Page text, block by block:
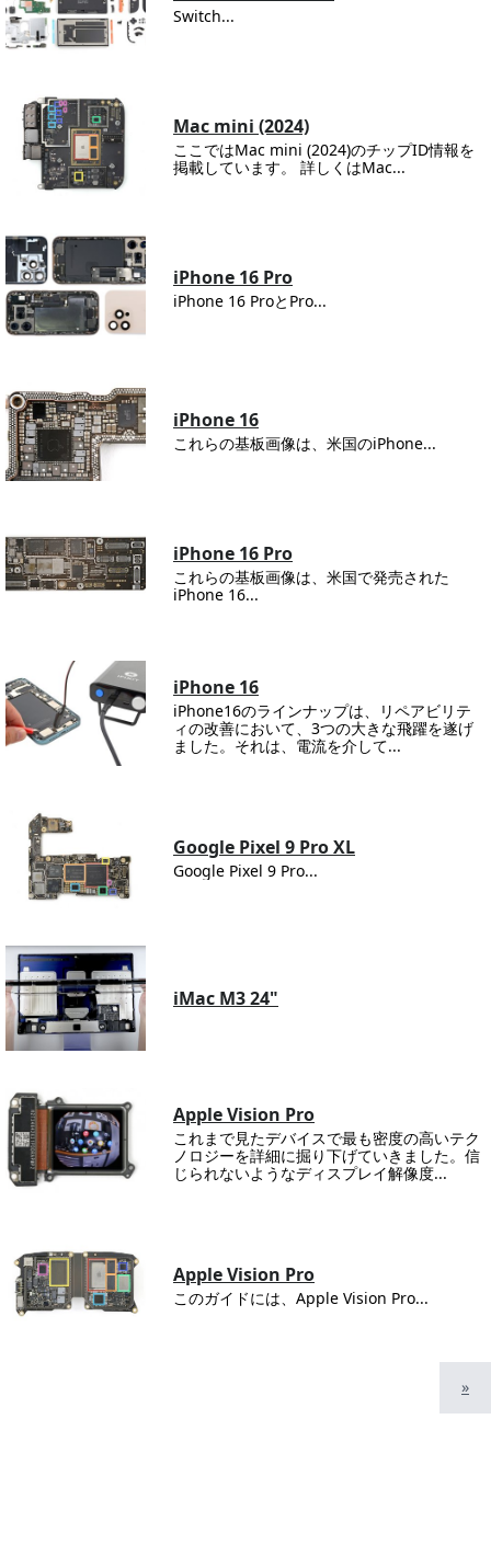
Switch...
Mac mini (2024)
ここではMac mini (2024)のチップID情報を
掲載しています。 詳しくはMac...
iPhone 16 Pro
iPhone 16 ProとPro...
iPhone 16
これらの基板画像は、米国のiPhone...
iPhone 16 Pro
これらの基板画像は、米国で発売された
iPhone 16...
iPhone 16
iPhone16のラインナップは、リペアビリテ
ィの改善において、3つの大きな飛躍を遂げ
ました。それは、電流を介して...
Google Pixel 9 Pro XL
Google Pixel 9 Pro...
iMac M3 24"
Apple Vision Pro
これまで見たデバイスで最も密度の高いテク
ノロジーを詳細に掘り下げていきました。信
じられないようなディスプレイ解像度...
Apple Vision Pro
このガイドには、Apple Vision Pro...
»